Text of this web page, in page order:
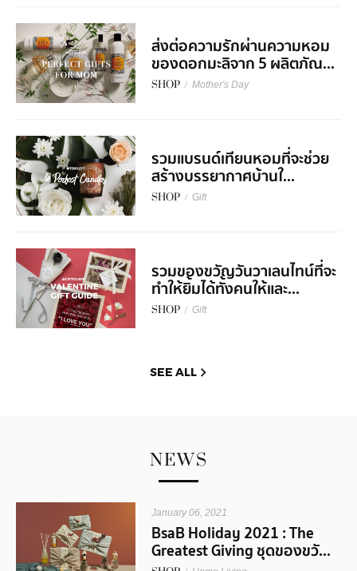
ส่งต่อความรักผ่านความหอม
ของดอกมะลิจาก 5 ผลิตภัณ...
SHOP / Mother's Day
รวมแบรนด์เทียนหอมที่จะช่วย
สร้างบรรยากาศบ้านใ...
SHOP / Gift
รวมของขวัญวันวาเลนไทน์ที่จะ
ทำให้ยิ้มได้ทั้งคนให้และ...
SHOP / Gift
SEE ALL
NEWS
January 06, 2021
BsaB Holiday 2021 : The
Greatest Giving ชุดของขวั...